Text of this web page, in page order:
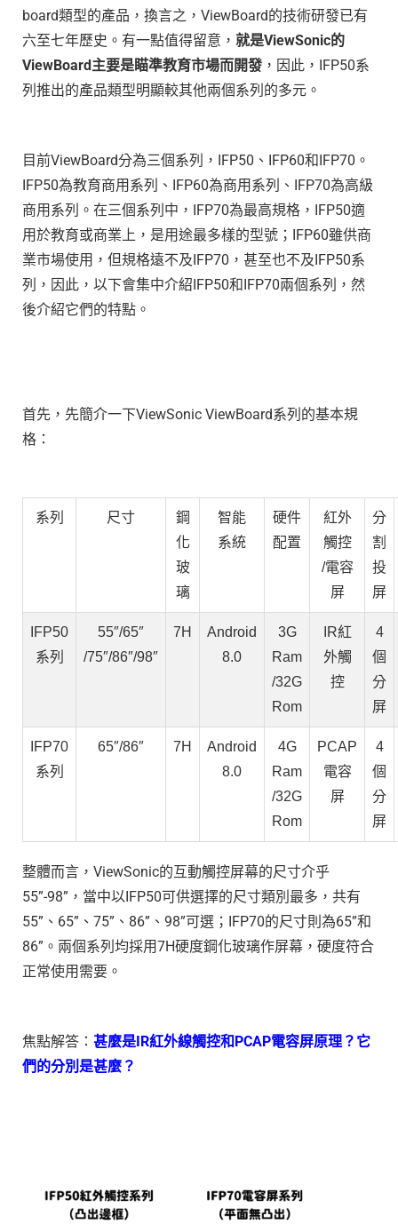
board類型的產品，換言之，ViewBoard的技術研發已有
六至七年歷史。有一點值得留意， 就是ViewSonic的
ViewBoard主要是瞄準教育市場而開發 ，因此，IFP50系
列推出的產品類型明顯較其他兩個系列的多元。
目前ViewBoard分為三個系列，IFP50、IFP60和IFP70。
IFP50為教育商用系列、IFP60為商用系列、IFP70為高級
商用系列。在三個系列中，IFP70為最高規格，IFP50適
用於教育或商業上，是用途最多樣的型號；IFP60雖供商
業市場使用，但規格遠不及IFP70，甚至也不及IFP50系
列，因此，以下會集中介紹IFP50和IFP70兩個系列，然
後介紹它們的特點。
首先，先簡介一下ViewSonic ViewBoard系列的基本規
格：
系列 尺寸
鋼
化
玻
璃
智能
系統
硬件
配置
紅外
觸控
/電容
屏
分
割
投
屏
IFP50
系列
55″/65″
/75″/86″/98″
7H
Android
8.0
3G
Ram
/32G
Rom
IR紅
外觸
控
4
個
分
屏
IFP70
系列
65″/86″ 7H
Android
8.0
4G
Ram
/32G
Rom
PCAP
電容
屏
4
個
分
屏
整體而言，ViewSonic的互動觸控屏幕的尺寸介乎
55”-98”，當中以IFP50可供選擇的尺寸類別最多，共有
55”、65”、75”、86”、98”可選；IFP70的尺寸則為65”和
86”。兩個系列均採用7H硬度鋼化玻璃作屏幕，硬度符合
正常使用需要。
焦點解答： 甚麼是IR紅外線觸控和PCAP電容屏原理？它
們的分別是甚麼？